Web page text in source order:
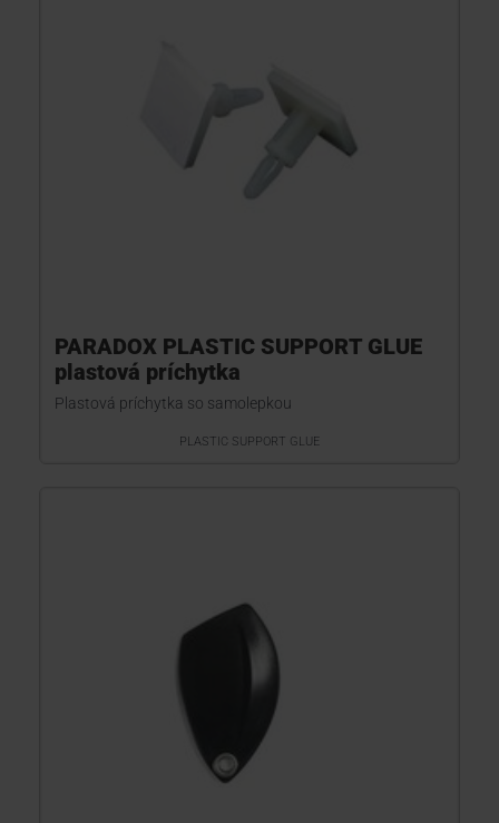
PARADOX PLASTIC SUPPORT GLUE
plastová príchytka
Plastová príchytka so samolepkou
PLASTIC SUPPORT GLUE